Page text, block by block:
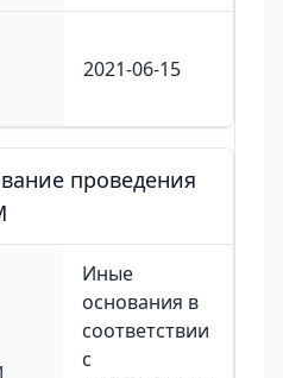
2021-06-15
проведения
Иные
основания в
соответствии
с